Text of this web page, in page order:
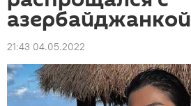
азербайджанкой
21:43 04.05.2022